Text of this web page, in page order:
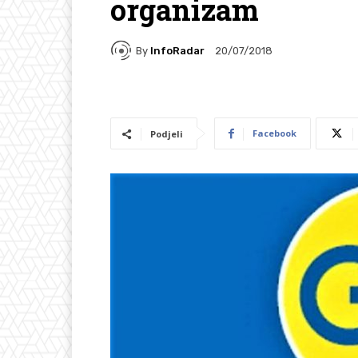
organizam
By InfoRadar 20/07/2018
Podjeli Facebook